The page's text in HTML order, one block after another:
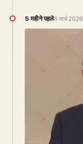
5 महीने पहले6 मार्च 2026